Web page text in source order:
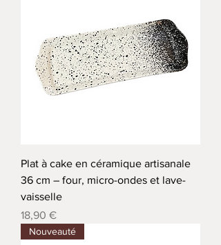
Plat à cake en céramique artisanale
36 cm – four, micro-ondes et lave-
vaisselle
Precio
18,90 €
Nouveauté